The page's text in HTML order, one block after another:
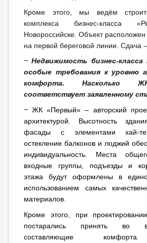
Кроме этого, мы ведём
комплекса бизнес-класса
Новороссийске. Объект расположен
на первой береговой линии. Сдача –
–Недвижимость бизнес-класса
особые требования к уровню
комфорта. Насколько
соответствует заявленному
–ЖК «Первый» – авторский
архитектурой. Высотность
фасады с элементами хай-
остекление балконов и лоджий
индивидуальность . Места
входные группы, подъезды и
этажа будут оформлены в
использованием самых
материалов.
Кроме этого, при
постарались принять во
составляющие